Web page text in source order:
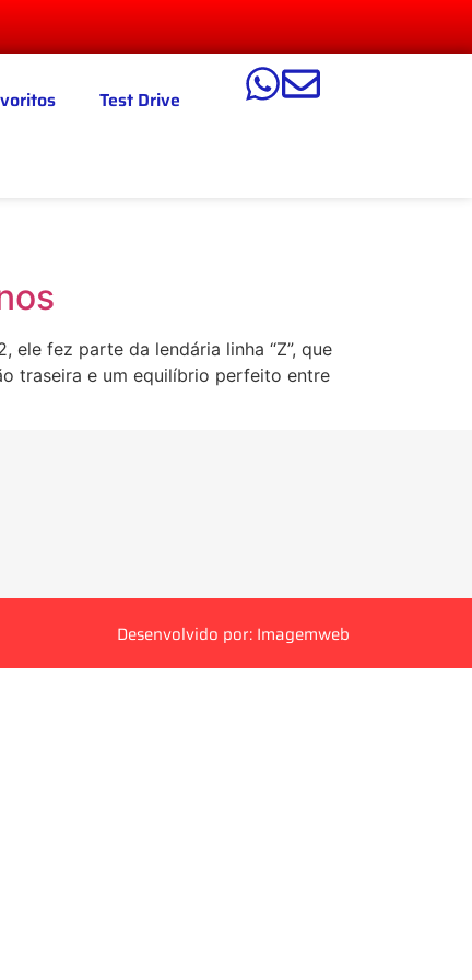
Test Drive
fez parte da lendária linha “Z”, que
traseira e um equilíbrio perfeito entre
Desenvolvido por: Imagemweb